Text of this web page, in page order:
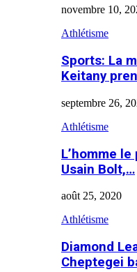
novembre 10,
Athlétisme
Sports: La
Keitany
septembre 26,
Athlétisme
L’homme
Usain Bolt,…
août 25, 2020
Athlétisme
Diamond
Cheptegei